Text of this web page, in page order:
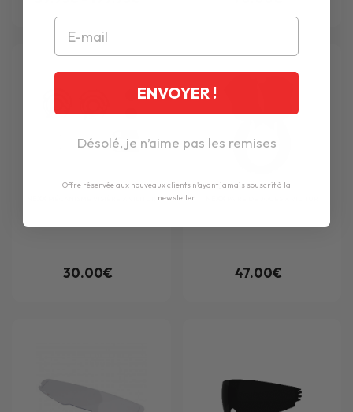
30.00€ 47.00€
ENVOYER !
Désolé, je n’aime pas les remises
Offre réservée aux nouveaux clients n'ayant jamais souscrit à la
newsletter